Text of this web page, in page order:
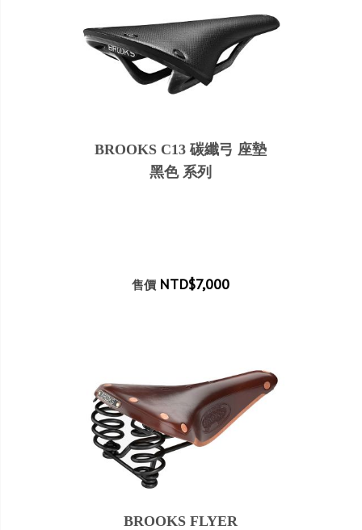
BROOKS C13 碳纖弓 座墊
黑色 系列
售價 NTD$7,000
BROOKS FLYER